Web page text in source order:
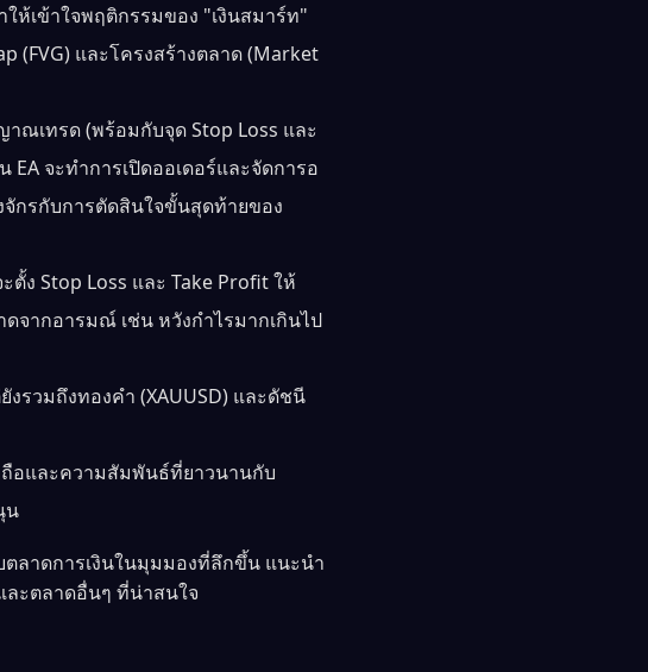
ห้เข้าใจพฤติกรรมของ "เงินสมาร์ท"
(FVG) และโครงสร้างตลาด (Market
ณเทรด (พร้อมกับจุด Stop Loss และ
จะทำการเปิดออเดอร์และจัดการอ
กรกับการตัดสินใจขั้นสุดท้ายของ
Stop Loss และ Take Profit ให้
ากอารมณ์ เช่น หวังกำไรมากเกินไป
รวมถึงทองคำ (XAUUSD) และดัชนี
อและความสัมพันธ์ที่ยาวนานกับ
น
ตลาดการเงินในมุมมองที่ลึกขึ้น แนะนำ
ะตลาดอื่นๆ ที่น่าสนใจ